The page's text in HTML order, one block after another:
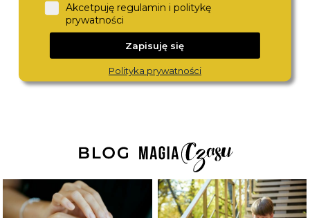
DIESEL
DZ4343 8442-5
Akcetpuję regulamin i politykę
prywatności
Zapisuję się
Polityka prywatności